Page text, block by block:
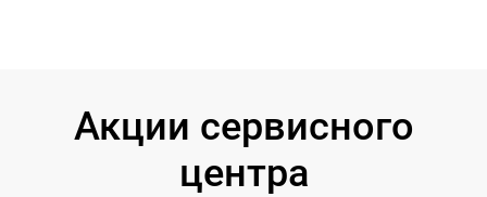
Акции сервисного
центра